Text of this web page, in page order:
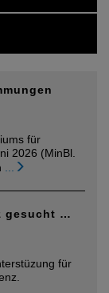
für
2026 (MinBl.
gesucht …
für